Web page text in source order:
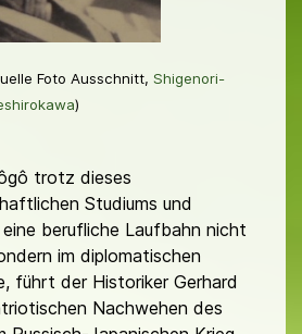
Foto Ausschnitt, Shigenori-
)
trotz dieses
Studiums und
berufliche Laufbahn nicht
im diplomatischen
führt der Historiker Gerhard
Nachwehen des